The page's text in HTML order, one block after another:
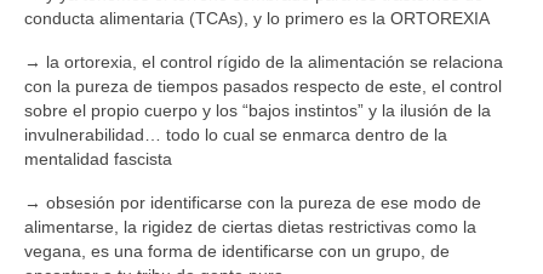
conducta alimentaria (TCAs), y lo primero es la ORTOREXIA
→ la ortorexia, el control rígido de la alimentación se relaciona
con la pureza de tiempos pasados respecto de este, el control
sobre el propio cuerpo y los “bajos instintos” y la ilusión de la
invulnerabilidad… todo lo cual se enmarca dentro de la
mentalidad fascista
→ obsesión por identificarse con la pureza de ese modo de
alimentarse, la rigidez de ciertas dietas restrictivas como la
vegana, es una forma de identificarse con un grupo, de